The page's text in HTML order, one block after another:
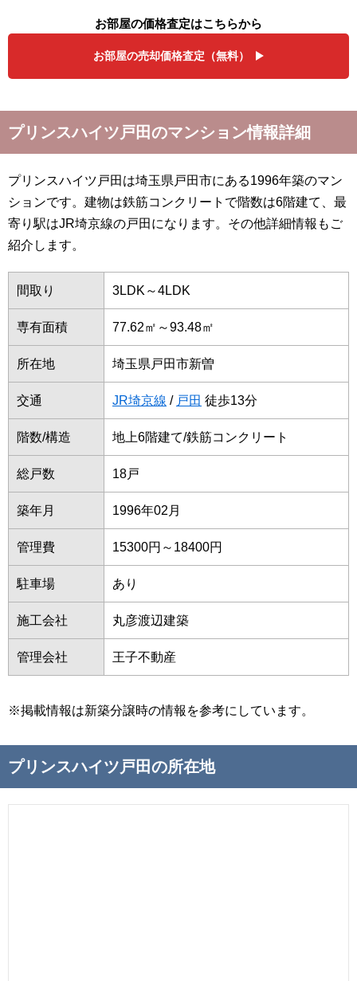
お部屋の価格査定はこちらから
お部屋の売却価格査定（無料）
プリンスハイツ戸田のマンション情報詳細
プリンスハイツ戸田は埼玉県戸田市にある1996年築のマン
ションです。建物は鉄筋コンクリートで階数は6階建て、最
寄り駅はJR埼京線の戸田になります。その他詳細情報もご
紹介します。
間取り 3LDK～4LDK
専有面積 77.62㎡～93.48㎡
所在地 埼玉県戸田市新曽
交通 JR埼京線 / 戸田 徒歩13分
階数/構造 地上6階建て/鉄筋コンクリート
総戸数 18戸
築年月 1996年02月
管理費 15300円～18400円
駐車場 あり
施工会社 丸彦渡辺建築
管理会社 王子不動産
※掲載情報は新築分譲時の情報を参考にしています。
プリンスハイツ戸田の所在地